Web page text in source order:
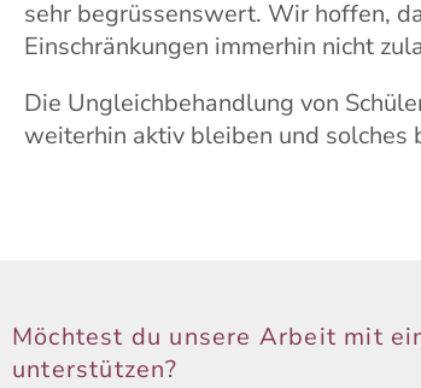
sehr begrüssenswert. Wir hoffen,
Einschränkungen immerhin nicht
Die Ungleichbehandlung von
weiterhin aktiv bleiben und solches
Möchtest du unsere Arbeit mit
unterstützen?